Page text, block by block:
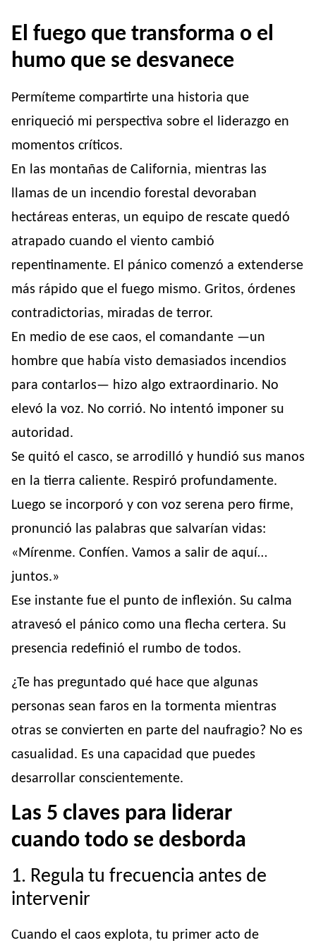
El fuego que transforma o el
humo que se desvanece
Permíteme compartirte una historia que
enriqueció mi perspectiva sobre el liderazgo en
momentos críticos.
En las montañas de California, mientras las
llamas de un incendio forestal devoraban
hectáreas enteras, un equipo de rescate quedó
atrapado cuando el viento cambió
repentinamente. El pánico comenzó a extenderse
más rápido que el fuego mismo. Gritos, órdenes
contradictorias, miradas de terror.
En medio de ese caos, el comandante —un
hombre que había visto demasiados incendios
para contarlos— hizo algo extraordinario. No
elevó la voz. No corrió. No intentó imponer su
autoridad.
Se quitó el casco, se arrodilló y hundió sus manos
en la tierra caliente. Respiró profundamente.
Luego se incorporó y con voz serena pero firme,
pronunció las palabras que salvarían vidas:
«Mírenme. Confíen. Vamos a salir de aquí…
juntos.»
Ese instante fue el punto de inflexión. Su calma
atravesó el pánico como una flecha certera. Su
presencia redefinió el rumbo de todos.
¿Te has preguntado qué hace que algunas
personas sean faros en la tormenta mientras
otras se convierten en parte del naufragio? No es
casualidad. Es una capacidad que puedes
desarrollar conscientemente.
Las 5 claves para liderar
cuando todo se desborda
1. Regula tu frecuencia antes de
intervenir
Cuando el caos explota, tu primer acto de